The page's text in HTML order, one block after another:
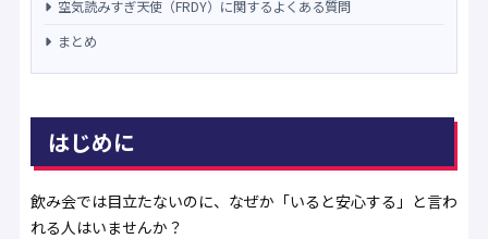
空気読みすぎ天使（FRDY）に関するよくある質問
まとめ
はじめに
飲み会では目立たないのに、なぜか「いると安心する」と言わ
れる人はいませんか？